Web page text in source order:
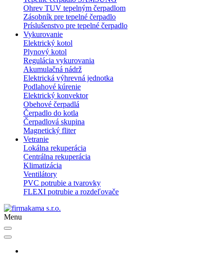
Ohrev TUV tepelným čerpadlom
Zásobník pre tepelné čerpadlo
Príslušenstvo pre tepelné čerpadlo
Vykurovanie
Elektrický kotol
Plynový kotol
Regulácia vykurovania
Akumulačná nádrž
Elektrická výhrevná jednotka
Podlahové kúrenie
Elektrický konvektor
Obehové čerpadlá
Čerpadlo do kotla
Čerpadlová skupina
Magnetický fliter
Vetranie
Lokálna rekuperácia
Centrálna rekuperácia
Klimatizácia
Ventilátory
PVC potrubie a tvarovky
FLEXI potrubie a rozdeľovače
Menu